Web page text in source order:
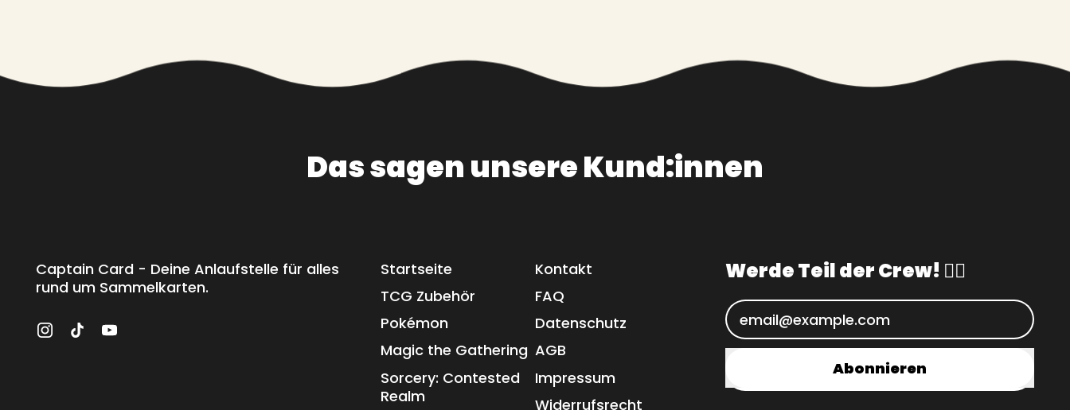
Das sagen unsere Kund:innen
Captain Card - Deine Anlaufstelle für alles
rund um Sammelkarten.
Instagram
TikTok
Startseite
TCG Zubehör
Pokémon
Magic the Gathering
Sorcery: Contested
Realm
Kontakt
FAQ
Datenschutz
AGB
Impressum
Widerrufsrecht
Werde Teil der Crew! 🏴‍☠️
E-Mail-Adresse
Abonnieren